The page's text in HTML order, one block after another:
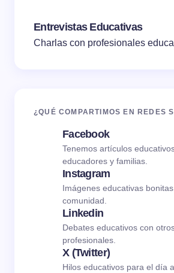
Entrevistas Educativas
Charlas con profesionales
¿QUÉ COMPARTIMOS EN REDES
Facebook
Tenemos artículos
educadores y familias.
Instagram
Imágenes educativas
comunidad.
Linkedin
Debates educativos con
profesionales.
X (Twitter)
Hilos educativos para el día